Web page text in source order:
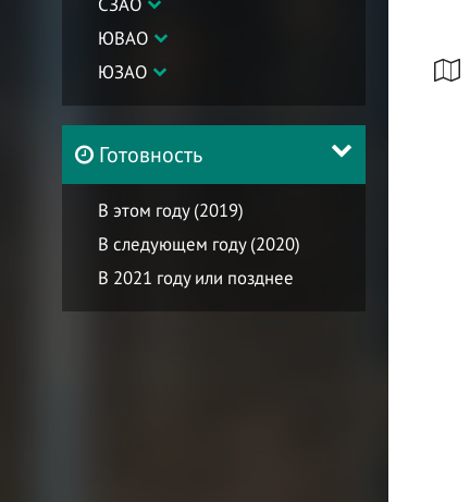
ЮВАО
ЮЗАО
Готовность
В этом году (2019)
В следующем году (2020)
В 2021 году или позднее